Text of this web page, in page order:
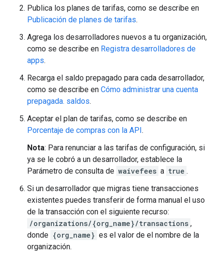
Publica los planes de tarifas, como se describe en
Publicación de planes de tarifas.
Agrega los desarrolladores nuevos a tu organización,
como se describe en Registra desarrolladores de
apps.
Recarga el saldo prepagado para cada desarrollador,
como se describe en Cómo administrar una cuenta
prepagada. saldos.
Aceptar el plan de tarifas, como se describe en
Porcentaje de compras con la API.
Nota: Para renunciar a las tarifas de configuración, si
ya se le cobró a un desarrollador, establece la
Parámetro de consulta de waivefees a true .
Si un desarrollador que migras tiene transacciones
existentes puedes transferir de forma manual el uso
de la transacción con el siguiente recurso:
/organizations/{org_name}/transactions ,
donde {org_name} es el valor de el nombre de la
organización.